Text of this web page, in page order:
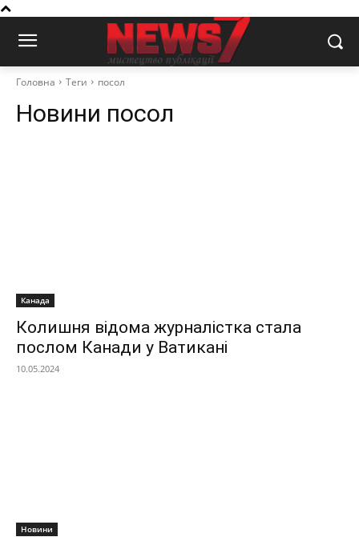
Головна Теги посол
Новини посол
Канада
Колишня відома журналістка стала
послом Канади у Ватикані
10.05.2024
Новини